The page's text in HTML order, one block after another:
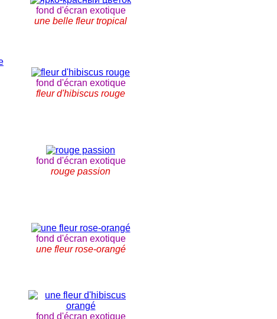
fond d'écran exotique
une belle fleur tropical
fond d'écran exotique
fleur d'hibiscus rouge
fond d'écran exotique
rouge passion
fond d'écran exotique
une fleur rose-orangé
fond d'écran exotique